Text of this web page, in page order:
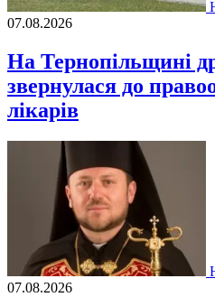
07.08.2026
На Тернопільщині
звернулася до
лікарів
07.08.2026